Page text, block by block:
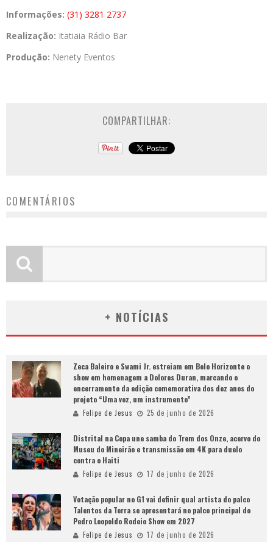
Informações: (31) 3281 2737
Realização: Itatiaia Rádio Bar
Produção: Nenety Eventos
COMPARTILHAR:
COMENTÁRIOS
+ NOTÍCIAS
Zeca Baleiro e Swami Jr. estreiam em Belo Horizonte o
show em homenagem a Dolores Duran, marcando o
encerramento da edição comemorativa dos dez anos do
projeto “Uma voz, um instrumento”
Felipe de Jesus 25 de junho de 2026
Distrital na Copa une samba do Trem dos Onze, acervo do
Museu do Mineirão e transmissão em 4K para duelo
contra o Haiti
Felipe de Jesus 17 de junho de 2026
Votação popular no G1 vai definir qual artista do palco
Talentos da Terra se apresentará no palco principal do
Pedro Leopoldo Rodeio Show em 2027
Felipe de Jesus 17 de junho de 2026